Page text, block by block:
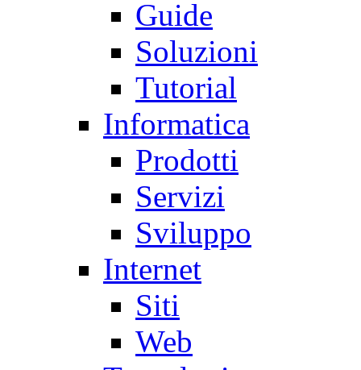
Guide
Soluzioni
Tutorial
Informatica
Prodotti
Servizi
Sviluppo
Internet
Siti
Web